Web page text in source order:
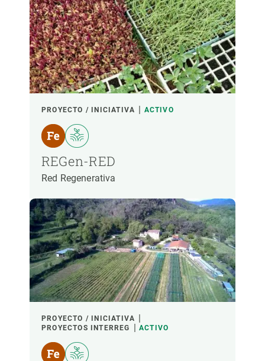
PROYECTO / INICIATIVA ACTIVO
REGen-RED
Red Regenerativa
PROYECTO / INICIATIVA
PROYECTOS INTERREG
ACTIVO